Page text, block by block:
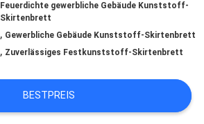
Feuerdichte gewerbliche Gebäude Kunststoff-
Skirtenbrett
, Gewerbliche Gebäude Kunststoff-Skirtenbrett
, Zuverlässiges Festkunststoff-Skirtenbrett
BESTPREIS